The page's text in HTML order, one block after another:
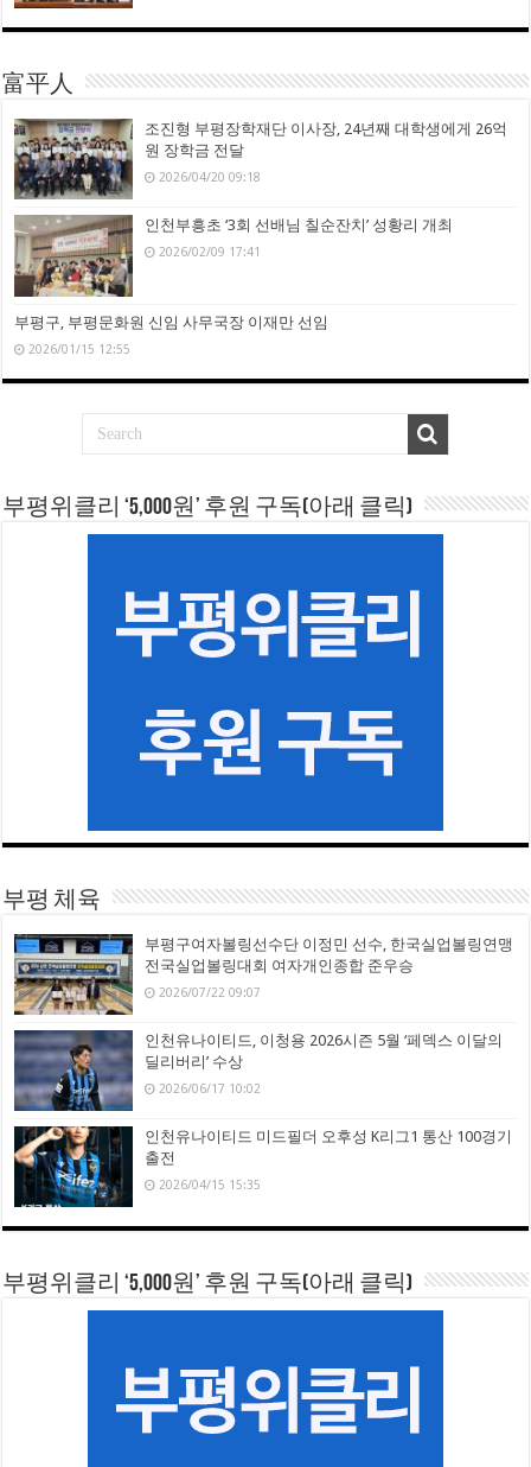
富平人
조진형 부평장학재단 이사장, 24년째 대학생에게 26억
원 장학금 전달
2026/04/20 09:18
인천부흥초 ‘3회 선배님 칠순잔치’ 성황리 개최
2026/02/09 17:41
부평구, 부평문화원 신임 사무국장 이재만 선임
2026/01/15 12:55
부평위클리 ‘5,000원’ 후원 구독(아래 클릭)
부평 체육
부평구여자볼링선수단 이정민 선수, 한국실업볼링연맹
전국실업볼링대회 여자개인종합 준우승
2026/07/22 09:07
인천유나이티드, 이청용 2026시즌 5월 ‘페덱스 이달의
딜리버리’ 수상
2026/06/17 10:02
인천유나이티드 미드필더 오후성 K리그1 통산 100경기
출전
2026/04/15 15:35
부평위클리 ‘5,000원’ 후원 구독(아래 클릭)